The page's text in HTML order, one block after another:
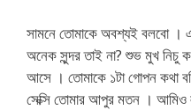
সামনে তোমাকে অবশ্যই বলবো ।
অনেক সুন্দর তাই না? শুভ মুখ নিচু
আসে । তোমাকে ১টা গোপন
সেক্সি তোমার আপুর মতন । আমিও